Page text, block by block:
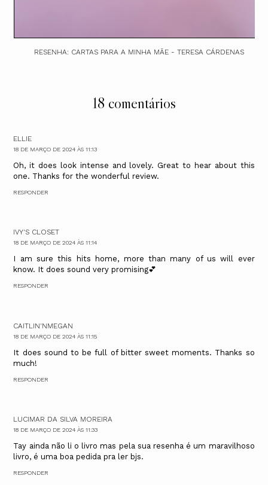
RESENHA: CARTAS PARA A MINHA MÃE - TERESA CÁRDENAS
18 comentários
ELLIE
18 DE MARÇO DE 2024 ÀS 11:13
Oh, it does look intense and lovely. Great to hear about this
one. Thanks for the wonderful review.
RESPONDER
IVY'S CLOSET
18 DE MARÇO DE 2024 ÀS 11:14
I am sure this hits home, more than many of us will ever
know. It does sound very promising💕
RESPONDER
CAITLIN'NMEGAN
18 DE MARÇO DE 2024 ÀS 11:15
It does sound to be full of bitter sweet moments. Thanks so
much!
RESPONDER
LUCIMAR DA SILVA MOREIRA
18 DE MARÇO DE 2024 ÀS 11:33
Tay ainda não li o livro mas pela sua resenha é um maravilhoso
livro, é uma boa pedida pra ler bjs.
RESPONDER